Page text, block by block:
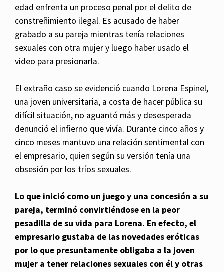
edad enfrenta un proceso penal por el delito de
constreñimiento ilegal. Es acusado de haber
grabado a su pareja mientras tenía relaciones
sexuales con otra mujer y luego haber usado el
video para presionarla.
El extraño caso se evidenció cuando Lorena Espinel,
una joven universitaria, a costa de hacer pública su
difícil situación, no aguantó más y desesperada
denunció el infierno que vivía. Durante cinco años y
cinco meses mantuvo una relación sentimental con
el empresario, quien según su versión tenía una
obsesión por los tríos sexuales.
Lo que inició como un juego y una concesión a su
pareja, terminó convirtiéndose en la peor
pesadilla de su vida para Lorena. En efecto, el
empresario gustaba de las novedades eróticas
por lo que presuntamente obligaba a la joven
mujer a tener relaciones sexuales con él y otras